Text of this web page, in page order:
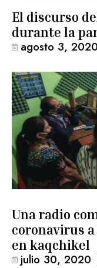
El discurso
durante la
agosto 3, 2020
Una radio
coronavirus
en kaqchikel
julio 30, 2020